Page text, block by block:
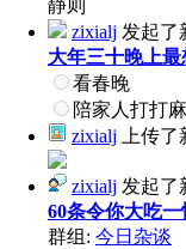
静则
zixialj 发起了
大年三十晚上最
看春晚
陪家人打打
zixialj 上传了
zixialj 发起了
60条令你大吃
群组: 今日杂谈